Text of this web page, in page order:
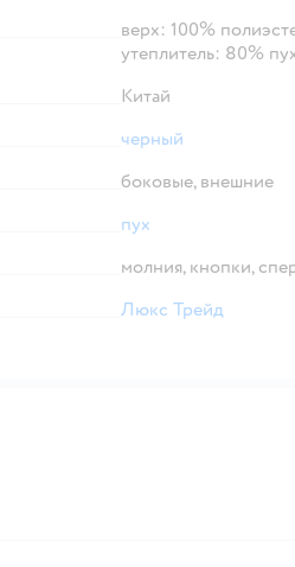
верх: 100%
утеплитель: 80%
Китай
черный
боковые, внешние
пух
молния, кнопки,
Люкс Трейд